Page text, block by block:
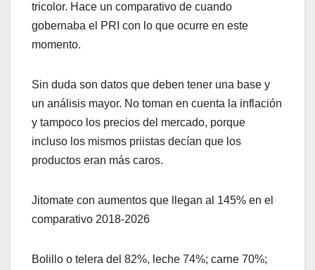
tricolor. Hace un comparativo de cuando
gobernaba el PRI con lo que ocurre en este
momento.
Sin duda son datos que deben tener una base y
un análisis mayor. No toman en cuenta la inflación
y tampoco los precios del mercado, porque
incluso los mismos priistas decían que los
productos eran más caros.
Jitomate con aumentos que llegan al 145% en el
comparativo 2018-2026
Bolillo o telera del 82%, leche 74%; carne 70%;